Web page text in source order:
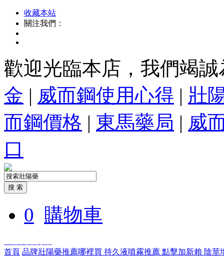
收藏本站
關注我們：
歡迎光臨本店，我們竭
金 | 威而鋼使用心得 | 壯
而鋼價格 | 東馬藥局 | 威
口
0 購物車
首頁 品牌壯陽藥推薦哪裡買 持久液噴霧推薦 點擊加新賴 陰莖